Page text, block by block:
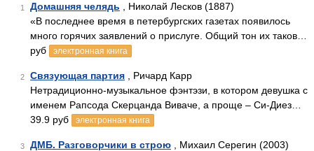
1 Домашняя челядь , Николай Лесков (1887)
«В последнее время в петербургских газетах появилось
много горячих заявлений о прислуге. Общий тон их таков…
руб
электронная книга
2 Связующая партия , Ричард Карр
Нетрадиционно-музыкальное фэнтэзи, в котором девушка с
именем Рапсода Скерцанда Виваче, а проще – Си-Диез…
39.9 руб
электронная книга
3 ДМБ. Разговорчики в строю , Михаил Серегин (2003)